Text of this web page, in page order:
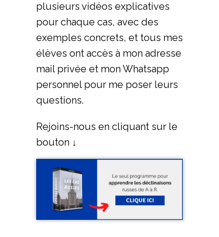
plusieurs vidéos explicatives
pour chaque cas, avec des
exemples concrets, et tous mes
élèves ont accès à mon adresse
mail privée et mon Whatsapp
personnel pour me poser leurs
questions.
Rejoins-nous en cliquant sur le
bouton ↓